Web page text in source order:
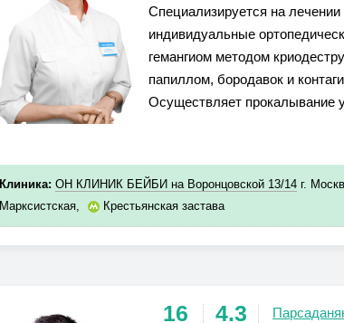
Специализируется на
индивидуальные
гемангиом методом
папиллом, бородавок и
Осуществляет прокалывание
Клиника: ОН КЛИНИК БЕЙБИ на Воронцовской 13/14 г.
Марксистская, Крестьянская застава
16 4.3